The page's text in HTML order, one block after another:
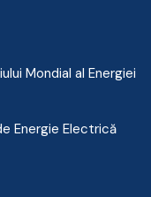
Mondial al Energiei
Energie Electrică